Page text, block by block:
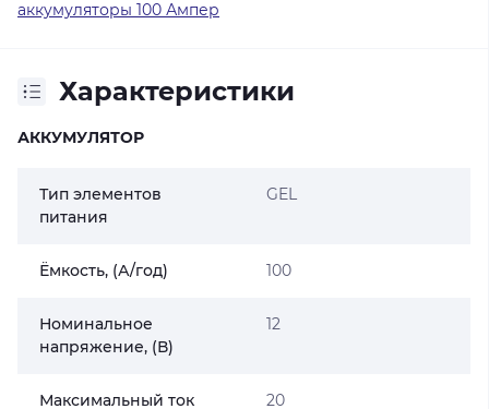
аккумуляторы 100 Ампер
Характеристики
АККУМУЛЯТОР
Тип элементов
питания
GEL
Ёмкость, (А/год) 100
Номинальное
напряжение, (В)
12
Максимальный ток
20